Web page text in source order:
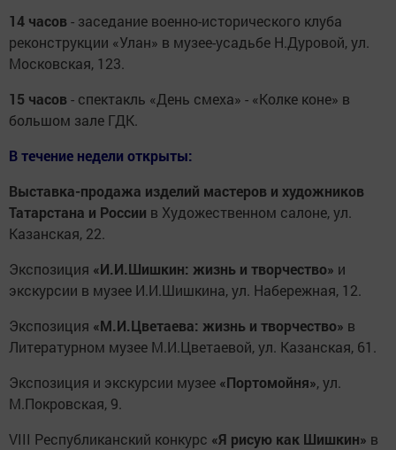
14 часов- заседание военно-исторического клуба
реконструкции «Улан» в музее-усадьбе Н.Дуровой, ул.
Московская, 123.
15 часов- спектакль «День смеха» - «Колке коне» в
большом зале ГДК.
В течение недели открыты:
Выставка-продажа изделий мастеров и художников
Татарстана и России в Художественном салоне, ул.
Казанская, 22.
Экспозиция «И.И.Шишкин: жизнь и творчество» и
экскурсии в музее И.И.Шишкина, ул. Набережная, 12.
Экспозиция «М.И.Цветаева: жизнь и творчество» в
Литературном музее М.И.Цветаевой, ул. Казанская, 61.
Экспозиция и экскурсии музее «Портомойня», ул.
М.Покровская, 9.
VIII Республиканский конкурс «Я рисую как Шишкин» в